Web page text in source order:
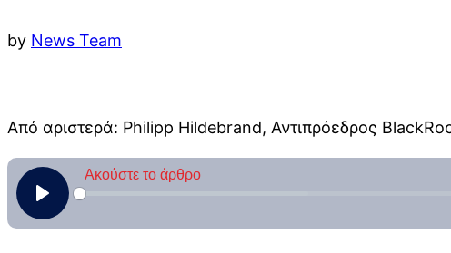
by News Team
Από αριστερά: Philipp Hildebrand, Αντιπρόεδρος